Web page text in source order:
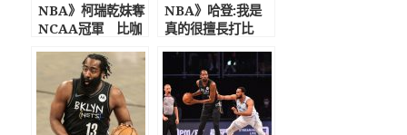
NBA》柯瑞乾妹奪
NCAA冠軍 比咖
睛外型與逆天長腿
NBA》哈登:我是
真的很擅長打比
打球非常沮喪